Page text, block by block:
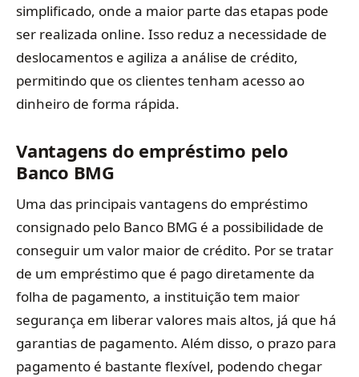
simplificado, onde a maior parte das etapas pode
ser realizada online. Isso reduz a necessidade de
deslocamentos e agiliza a análise de crédito,
permitindo que os clientes tenham acesso ao
dinheiro de forma rápida.
Vantagens do empréstimo pelo
Banco BMG
Uma das principais vantagens do empréstimo
consignado pelo Banco BMG é a possibilidade de
conseguir um valor maior de crédito. Por se tratar
de um empréstimo que é pago diretamente da
folha de pagamento, a instituição tem maior
segurança em liberar valores mais altos, já que há
garantias de pagamento. Além disso, o prazo para
pagamento é bastante flexível, podendo chegar